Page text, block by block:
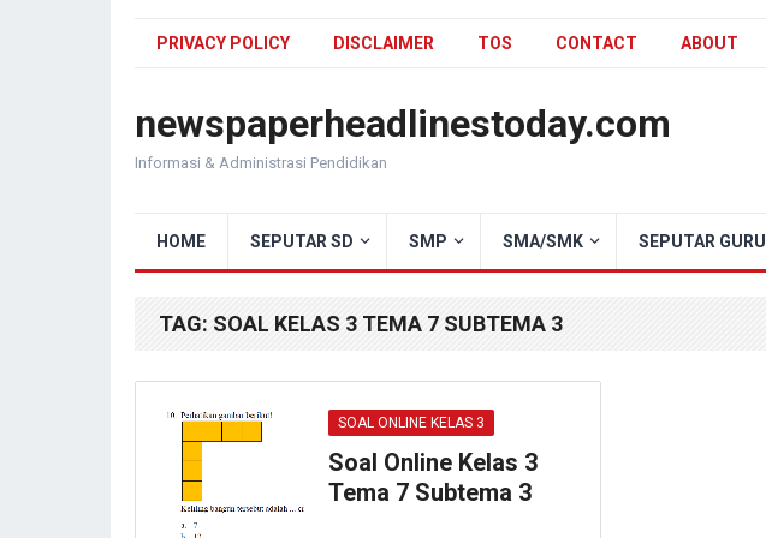
PRIVACY POLICY DISCLAIMER TOS CONTACT ABOUT
newspaperheadlinestoday.com
Informasi & Administrasi Pendidikan
HOME SEPUTAR SD SMP SMA/SMK SEPUTAR GURU
TAG: SOAL KELAS 3 TEMA 7 SUBTEMA 3
SOAL ONLINE KELAS 3
Soal Online Kelas 3
Tema 7 Subtema 3